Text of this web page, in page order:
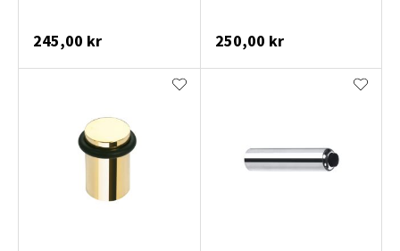
245,00 kr 250,00 kr